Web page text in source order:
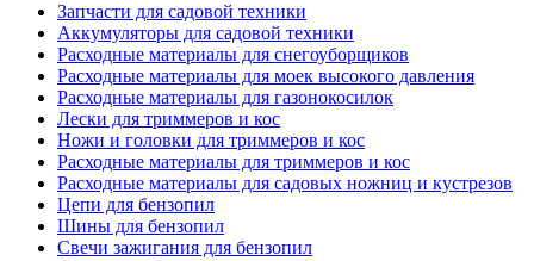
Запчасти для садовой техники
Аккумуляторы для садовой техники
Расходные материалы для снегоуборщиков
Расходные материалы для моек высокого давления
Расходные материалы для газонокосилок
Лески для триммеров и кос
Ножи и головки для триммеров и кос
Расходные материалы для триммеров и кос
Расходные материалы для садовых ножниц и кустрезов
Цепи для бензопил
Шины для бензопил
Свечи зажигания для бензопил